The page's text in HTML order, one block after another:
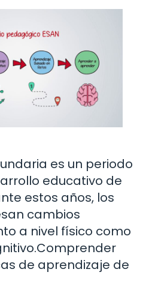
es un periodo
educativo de
estos años, los
cambios
a nivel físico como
de aprendizaje de